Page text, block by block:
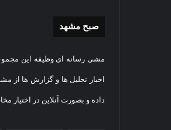
صبح مشهد
مشی رسانه ای وظیفه این
اخبار تحلیل ها و گزارش ها از
داده و بصورت آنلاین در اختیار
گزارش
تصویری
اقامه
عید